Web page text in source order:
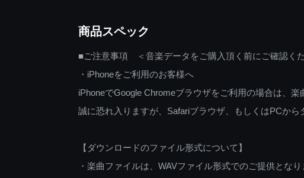
商品スペック
■ご注意事項 ＜音楽データをご購入頂く前にご確認く
・iPhoneをご利用のお客様へ
iPhoneでGoogle Chromeブラウザをご利用の場合は、楽
誠に恐れ入りますが、Safariブラウザ、もしくはPCから
【ダウンロードのファイル形式について】
・楽曲ファイルは、WAVファイル形式でのご提供となり